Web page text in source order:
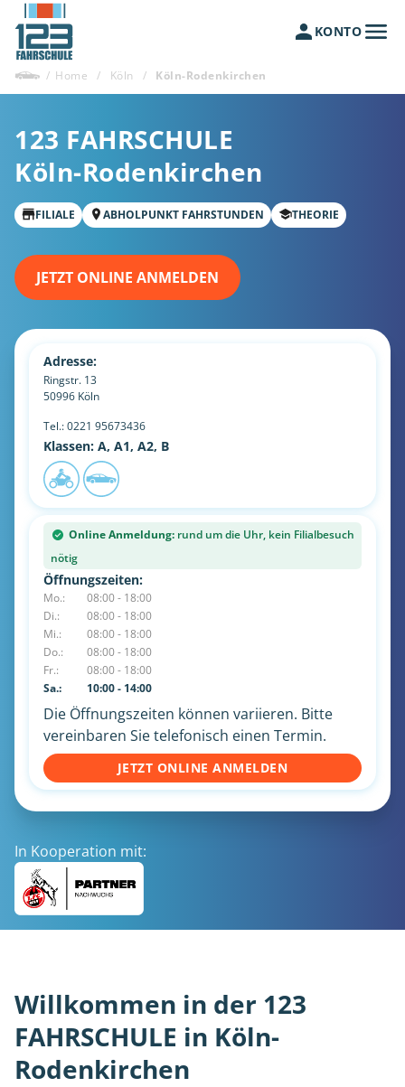
KONTO
/ Home / Köln / Köln-Rodenkirchen
123 FAHRSCHULE
Köln-Rodenkirchen
FILIALE ABHOLPUNKT FAHRSTUNDEN THEORIE
JETZT ONLINE ANMELDEN
Adresse:
Ringstr. 13
50996 Köln
Tel.:0221 95673436
Klassen: A, A1, A2, B
Online Anmeldung: rund um die Uhr, kein Filialbesuch
nötig
Öffnungszeiten:
Mo.:
08:00 - 18:00
Di.:
08:00 - 18:00
Mi.:
08:00 - 18:00
Do.:
08:00 - 18:00
Fr.:
08:00 - 18:00
Sa.:
10:00 - 14:00
Die Öffnungszeiten können variieren. Bitte
vereinbaren Sie telefonisch einen Termin.
JETZT ONLINE ANMELDEN
In Kooperation mit:
Willkommen in der 123
FAHRSCHULE in Köln-
Rodenkirchen